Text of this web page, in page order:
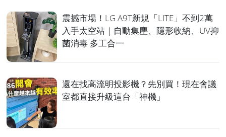
震撼市場！LG A9T新規「LITE」不到2萬
入手太空站｜自動集塵、隱形收納、UV抑
菌消毒 多工合一
還在找高流明投影機？先別買！現在會議
室都直接升級這台「神機」